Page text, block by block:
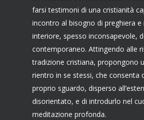
farsi testimoni di una cristianità
incontro al bisogno di preghiera e
interiore, spesso inconsapevole,
contemporaneo. Attingendo alle
tradizione cristiana, propongono
rientro in se stessi, che consenta
proprio sguardo, disperso
disorientato, e di introdurlo nel
meditazione profonda.